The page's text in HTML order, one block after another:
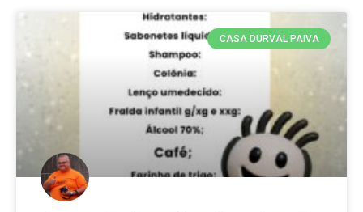
CASA DURVAL PAIVA